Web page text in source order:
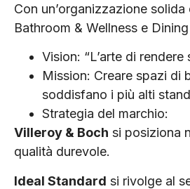
Con un’organizzazione
Bathroom & Wellness e
Vision: “L’arte di
Mission: Creare spazi di
soddisfano i più alti
Strategia del marchio:
Villeroy & Boch si posiziona
qualità durevole.
Ideal Standard si rivolge al